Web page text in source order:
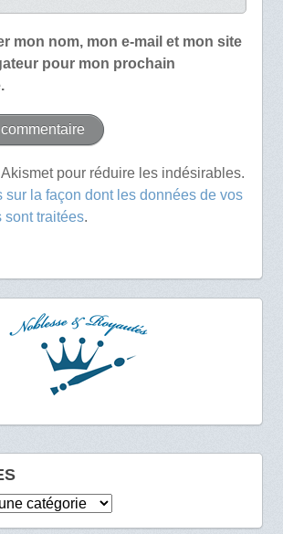
mon nom, mon e-mail et mon site
pour mon prochain
pour réduire les indésirables.
sur la façon dont les données de vos
sont traitées.